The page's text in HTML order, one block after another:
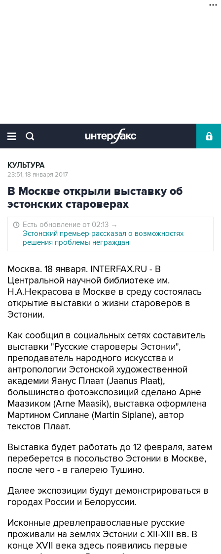
КУЛЬТУРА
23:51, 18 января 2017
В Москве открыли выставку об
эстонских староверах
Есть обновление от 02:13 →
Эстонский премьер рассказал о возможностях
решения проблемы неграждан
Москва. 18 января. INTERFAX.RU - В
Центральной научной библиотеке им.
Н.А.Некрасова в Москве в среду состоялась
открытие выставки о жизни староверов в
Эстонии.
Как сообщил в социальных сетях составитель
выставки "Русские староверы Эстонии",
преподаватель народного искусства и
антропологии Эстонской художественной
академии Яанус Плаат (Jaanus Plaat),
большинство фотоэкспозиций сделано Арне
Маазиком (Arne Maasik), выставка оформлена
Мартином Сиплане (Martin Siplane), автор
текстов Плаат.
Выставка будет работать до 12 февраля, затем
переберется в посольство Эстонии в Москве,
после чего - в галерею Тушино.
Далее экспозиции будут демонстрироваться в
городах России и Белоруссии.
Исконные древлеправославные русские
проживали на землях Эстонии с XII-XIII вв. В
конце XVII века здесь появились первые